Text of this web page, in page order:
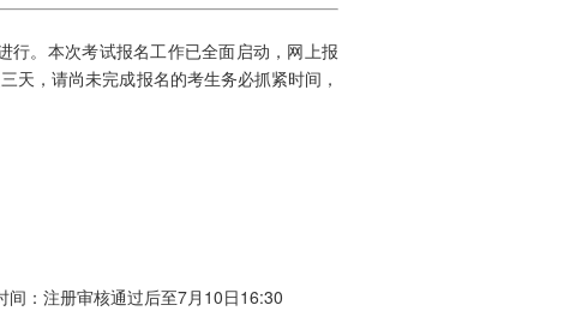
。本次考试报名工作已全面启动，网上报
天，请尚未完成报名的考生务必抓紧时间，
：注册审核通过后至7月10日16:30